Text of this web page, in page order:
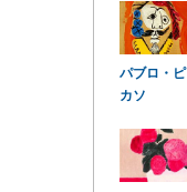
パブロ・ピ
カソ